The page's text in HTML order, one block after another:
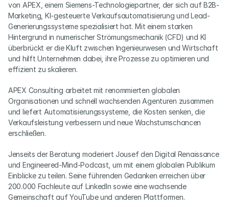
von APEX, einem Siemens-Technologiepartner, der sich auf B2B-
Marketing, KI-gesteuerte Verkaufsautomatisierung und Lead-
Generierungssysteme spezialisiert hat. Mit einem starken
Hintergrund in numerischer Strömungsmechanik (CFD) und KI
überbrückt er die Kluft zwischen Ingenieurwesen und Wirtschaft
und hilft Unternehmen dabei, ihre Prozesse zu optimieren und
effizient zu skalieren.
APEX Consulting arbeitet mit renommierten globalen
Organisationen und schnell wachsenden Agenturen zusammen
und liefert Automatisierungssysteme, die Kosten senken, die
Verkaufsleistung verbessern und neue Wachstumschancen
erschließen.
Jenseits der Beratung moderiert Jousef den Digital Renaissance
und Engineered-Mind-Podcast, um mit einem globalen Publikum
Einblicke zu teilen. Seine führenden Gedanken erreichen über
200.000 Fachleute auf LinkedIn sowie eine wachsende
Gemeinschaft auf YouTube und anderen Plattformen.